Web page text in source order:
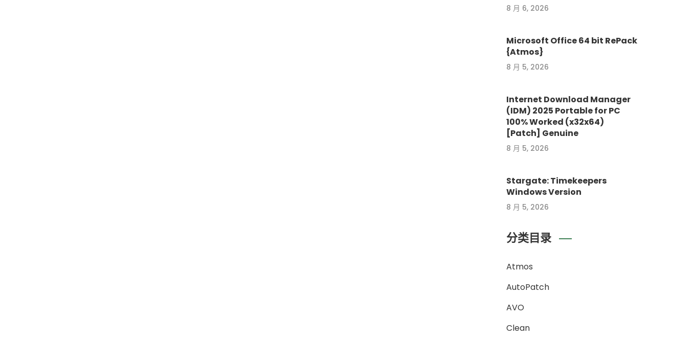
8 月 6, 2026
Microsoft Office 64 bit RePack
{Atmos}
8 月 5, 2026
Internet Download Manager
(IDM) 2025 Portable for PC
100% Worked (x32x64)
[Patch] Genuine
8 月 5, 2026
Stargate: Timekeepers
Windows Version
8 月 5, 2026
分类目录
Atmos
AutoPatch
AVO
Clean